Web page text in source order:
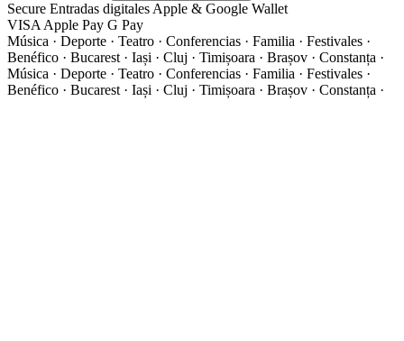
Secure Entradas digitales Apple & Google Wallet
VISA Apple Pay G Pay
Música · Deporte · Teatro · Conferencias · Familia · Festivales ·
Benéfico · Bucarest · Iași · Cluj · Timișoara · Brașov · Constanța ·
Música · Deporte · Teatro · Conferencias · Familia · Festivales ·
Benéfico · Bucarest · Iași · Cluj · Timișoara · Brașov · Constanța ·